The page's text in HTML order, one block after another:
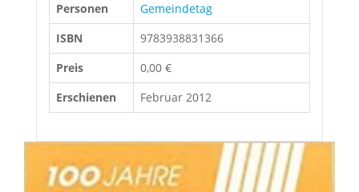
Personen
Gemeindetag
ISBN
9783938831366
Preis
0,00 €
Erschienen
Februar 2012